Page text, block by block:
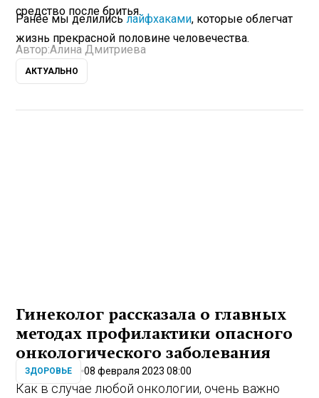
средство после бритья.
Ранее мы делилисьлайфхаками, которые облегчат
жизнь прекрасной половине человечества.
Автор:Алина Дмитриева
АКТУАЛЬНО
Гинеколог рассказала о главных
методах профилактики опасного
онкологического заболевания
ЗДОРОВЬЕ 08 февраля 2023 08:00
Как в случае любой онкологии, очень важно